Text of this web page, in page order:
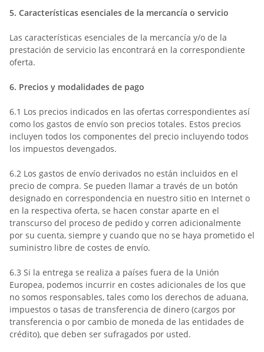
5. Características esenciales de la mercancía o servicio
Las características esenciales de la mercancía y/o de la
prestación de servicio las encontrará en la correspondiente
oferta.
6. Precios y modalidades de pago
6.1 Los precios indicados en las ofertas correspondientes así
como los gastos de envío son precios totales. Estos precios
incluyen todos los componentes del precio incluyendo todos
los impuestos devengados.
6.2 Los gastos de envío derivados no están incluidos en el
precio de compra. Se pueden llamar a través de un botón
designado en correspondencia en nuestro sitio en Internet o
en la respectiva oferta, se hacen constar aparte en el
transcurso del proceso de pedido y corren adicionalmente
por su cuenta, siempre y cuando que no se haya prometido el
suministro libre de costes de envío.
6.3 Si la entrega se realiza a países fuera de la Unión
Europea, podemos incurrir en costes adicionales de los que
no somos responsables, tales como los derechos de aduana,
impuestos o tasas de transferencia de dinero (cargos por
transferencia o por cambio de moneda de las entidades de
crédito), que deben ser sufragados por usted.